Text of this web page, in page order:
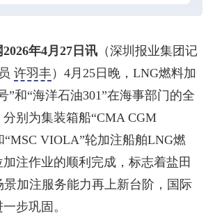
年4月27日讯（深圳报业集团记
许羽丰）4月25日晚，LNG燃料加
”和“海洋石油301”在海事部门的全
别为集装箱船“CMA CGM
“MSC VIOLA”轮加注船舶LNG燃
注作业的顺利完成，标志着盐田
加注服务能力再上新台阶，国际
步巩固。